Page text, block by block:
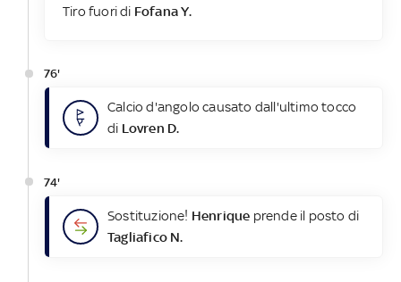
Tiro fuori di Fofana Y.
76'
Calcio d'angolo causato dall'ultimo tocco
di Lovren D.
74'
Sostituzione! Henrique prende il posto di
Tagliafico N.